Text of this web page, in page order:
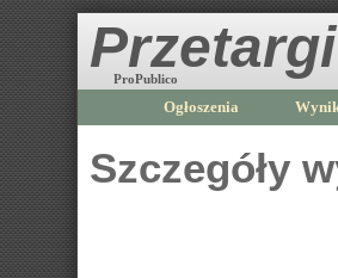
Przetargi
ProPublico
Ogłoszenia
Szczegóły